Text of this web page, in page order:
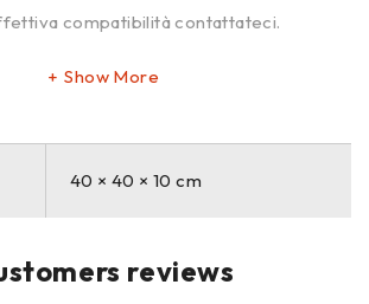
compatibilità contattateci.
Show More
40 × 40 × 10 cm
reviews